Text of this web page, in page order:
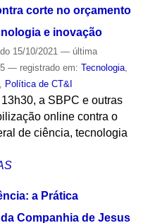
corte no orçamento
e inovação
15/10/2021 — última
— registrado em: Tecnologia,
Política de CT&I
a SBPC e outras
online contra o
de ciência, tecnologia
a Prática
Companhia de Jesus